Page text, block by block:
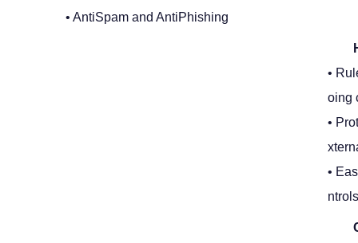
• AntiSpam and AntiPhishing
•
oing
•
•
ntrols